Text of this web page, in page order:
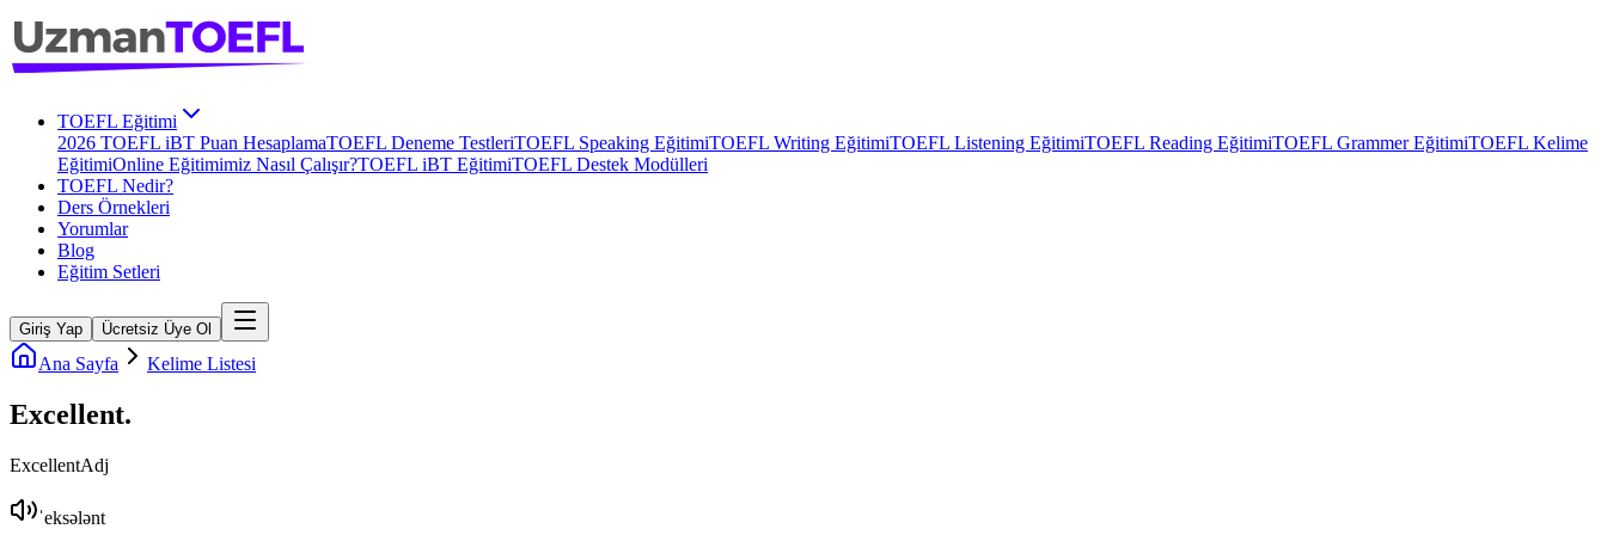
TOEFL Eğitimi
2026 TOEFL iBT Puan HesaplamaTOEFL Deneme TestleriTOEFL Speaking EğitimiTOEFL Writing EğitimiTOEFL Listening EğitimiTOEFL Reading EğitimiTOEFL Grammer EğitimiTOEFL Kelime
EğitimiOnline Eğitimimiz Nasıl Çalışır?TOEFL iBT EğitimiTOEFL Destek Modülleri
TOEFL Nedir?
Ders Örnekleri
Yorumlar
Blog
Eğitim Setleri
Giriş Yap Ücretsiz Üye Ol
Ana Sayfa Kelime Listesi
Excellent.
ExcellentAdj
ˈeksələnt